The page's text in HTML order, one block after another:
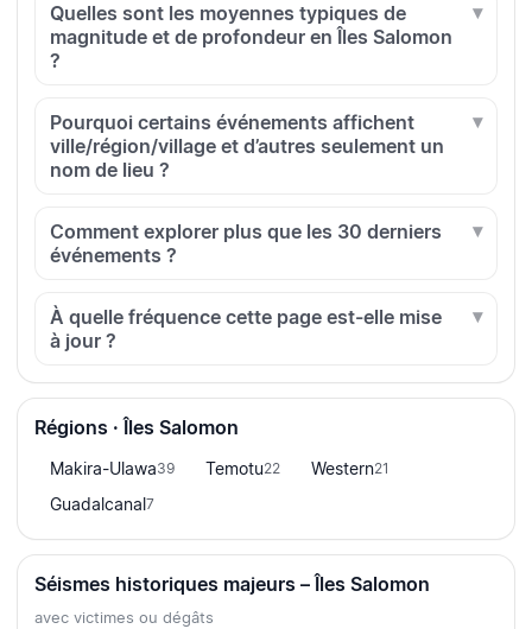
Quelles sont les moyennes typiques de
magnitude et de profondeur en Îles Salomon
?
Pourquoi certains événements affichent
ville/région/village et d’autres seulement un
nom de lieu ?
Comment explorer plus que les 30 derniers
événements ?
À quelle fréquence cette page est-elle mise
à jour ?
Régions · Îles Salomon
Makira-Ulawa39 Temotu22 Western21
Guadalcanal7
Séismes historiques majeurs – Îles Salomon
avec victimes ou dégâts